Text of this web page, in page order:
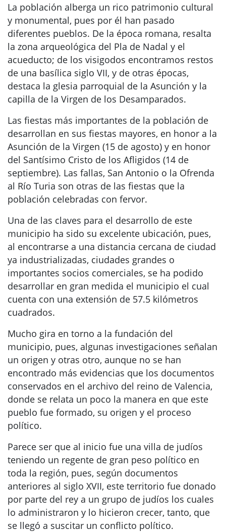
La población alberga un rico patrimonio cultural
y monumental, pues por él han pasado
diferentes pueblos. De la época romana, resalta
la zona arqueológica del Pla de Nadal y el
acueducto; de los visigodos encontramos restos
de una basílica siglo VII, y de otras épocas,
destaca la glesia parroquial de la Asunción y la
capilla de la Virgen de los Desamparados.
Las fiestas más importantes de la población de
desarrollan en sus fiestas mayores, en honor a la
Asunción de la Virgen (15 de agosto) y en honor
del Santísimo Cristo de los Afligidos (14 de
septiembre). Las fallas, San Antonio o la Ofrenda
al Río Turia son otras de las fiestas que la
población celebradas con fervor.
Una de las claves para el desarrollo de este
municipio ha sido su excelente ubicación, pues,
al encontrarse a una distancia cercana de ciudad
ya industrializadas, ciudades grandes o
importantes socios comerciales, se ha podido
desarrollar en gran medida el municipio el cual
cuenta con una extensión de 57.5 kilómetros
cuadrados.
Mucho gira en torno a la fundación del
municipio, pues, algunas investigaciones señalan
un origen y otras otro, aunque no se han
encontrado más evidencias que los documentos
conservados en el archivo del reino de Valencia,
donde se relata un poco la manera en que este
pueblo fue formado, su origen y el proceso
político.
Parece ser que al inicio fue una villa de judíos
teniendo un regente de gran peso político en
toda la región, pues, según documentos
anteriores al siglo XVII, este territorio fue donado
por parte del rey a un grupo de judíos los cuales
lo administraron y lo hicieron crecer, tanto, que
se llegó a suscitar un conflicto político.